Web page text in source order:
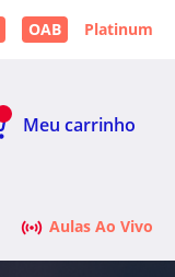
OAB Platinum
Meu carrinho
Aulas Ao Vivo